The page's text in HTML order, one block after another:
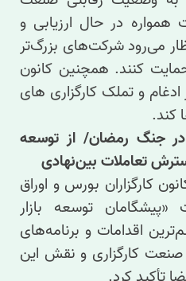
در حال ارزیابی و
می‌رود شرکت‌های بزرگ‌تر
کنند. همچنین کانون
ادغام و تملک کارگزاری های
کند.
در جنگ رمضان/ از توسعه
تعاملات بین‌نهادی
کارگزاران بورس و اوراق
«پیشگامان توسعه بازار
اقدامات و برنامه‌های
صنعت کارگزاری و نقش این